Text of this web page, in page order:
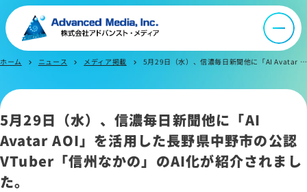
会社案内
オウンドメディア
採用情報
ホーム chevron_right ニュース chevron_right メディア掲載 chevron_right 5月29日（水）、信濃毎日新聞他に「AI Avatar AOI」を活用した長野県中野市の公認VTuber「信州なかの」のAI化が紹介されました。
5月29日（水）、信濃毎日新聞他に「AI
Avatar AOI」を活用した長野県中野市の公認
VTuber「信州なかの」のAI化が紹介されまし
た。